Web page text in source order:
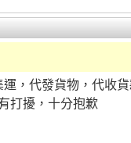
，代發貨物，代收
打擾，十分抱歉